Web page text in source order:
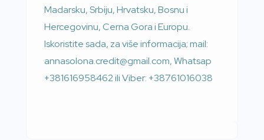
Madarsku, Srbiju, Hrvatsku, Bosnu i
Hercegovinu, Cerna Gora i Europu.
Iskoristite sada, za više informacija; mail:
annasolona.credit@gmail.com, Whatsap
+381616958462 ili Viber: +38761016038